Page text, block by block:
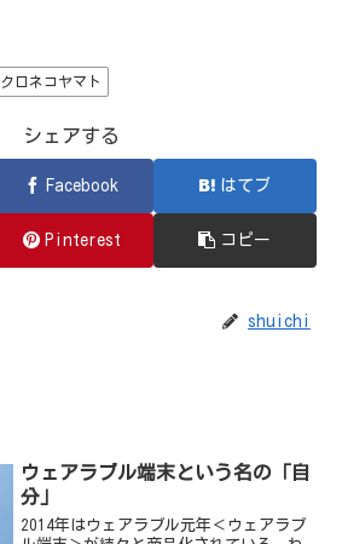
クロネコヤマト
シェアする
Facebook はてブ
Pinterest コピー
shuichi
ウェアラブル端末という名の「自
分」
2014年はウェアラブル元年＜ウェアラブ